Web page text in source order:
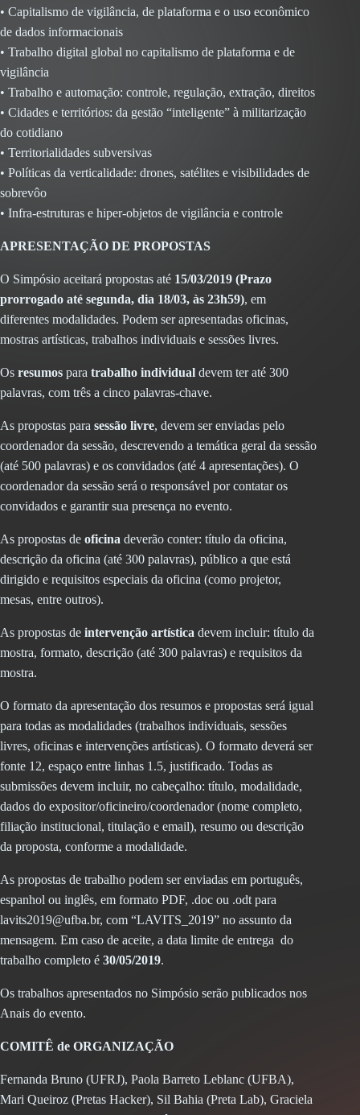
• Capitalismo de vigilância, de plataforma e o uso econômico
de dados informacionais
• Trabalho digital global no capitalismo de plataforma e de
vigilância
• Trabalho e automação: controle, regulação, extração, direitos
• Cidades e territórios: da gestão “inteligente” à militarização
do cotidiano
• Territorialidades subversivas
• Políticas da verticalidade: drones, satélites e visibilidades de
sobrevôo
• Infra-estruturas e hiper-objetos de vigilância e controle
APRESENTAÇÃO DE PROPOSTAS
O Simpósio aceitará propostas até 15/03/2019 (Prazo
prorrogado até segunda, dia 18/03, às 23h59), em
diferentes modalidades. Podem ser apresentadas oficinas,
mostras artísticas, trabalhos individuais e sessões livres.
Os resumos para trabalho individual devem ter até 300
palavras, com três a cinco palavras-chave.
As propostas para sessão livre, devem ser enviadas pelo
coordenador da sessão, descrevendo a temática geral da sessão
(até 500 palavras) e os convidados (até 4 apresentações). O
coordenador da sessão será o responsável por contatar os
convidados e garantir sua presença no evento.
As propostas de oficina deverão conter: título da oficina,
descrição da oficina (até 300 palavras), público a que está
dirigido e requisitos especiais da oficina (como projetor,
mesas, entre outros).
As propostas de intervenção artística devem incluir: título da
mostra, formato, descrição (até 300 palavras) e requisitos da
mostra.
O formato da apresentação dos resumos e propostas será igual
para todas as modalidades (trabalhos individuais, sessões
livres, oficinas e intervenções artísticas). O formato deverá ser
fonte 12, espaço entre linhas 1.5, justificado. Todas as
submissões devem incluir, no cabeçalho: título, modalidade,
dados do expositor/oficineiro/coordenador (nome completo,
filiação institucional, titulação e email), resumo ou descrição
da proposta, conforme a modalidade.
As propostas de trabalho podem ser enviadas em português,
espanhol ou inglês, em formato PDF, .doc ou .odt para
lavits2019@ufba.br, com “LAVITS_2019” no assunto da
mensagem. Em caso de aceite, a data limite de entrega do
trabalho completo é 30/05/2019.
Os trabalhos apresentados no Simpósio serão publicados nos
Anais do evento.
COMITÊ de ORGANIZAÇÃO
Fernanda Bruno (UFRJ), Paola Barreto Leblanc (UFBA),
Mari Queiroz (Pretas Hacker), Sil Bahia (Preta Lab), Graciela